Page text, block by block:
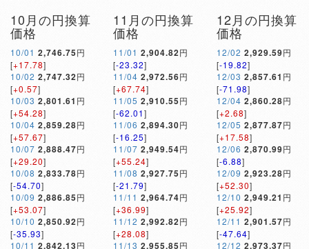
10月の円換算
価格
10/01 2,746.75円
[+17.78]
10/02 2,747.32円
[+0.57]
10/03 2,801.61 円
[+54.28]
10/04 2,859.28円
[+57.67]
10/07 2,888.47円
[+29.20]
10/08 2,833.78円
[-54.70]
10/09 2,886.85円
[+53.07]
10/10 2,850.92円
[-35.93]
10/11 2,842.13円
11月の円換算
価格
11/01 2,904.82円
[-23.32]
11/04 2,972.56円
[+67.74]
11/05 2,910.55円
[-62.01]
11/06 2,894.30円
[-16.25]
11/07 2,949.54円
[+55.24]
11/08 2,927.75円
[-21.79]
11/11 2,964.74円
[+36.99]
11/12 2,992.82円
[+28.08]
11/13 2,955.85円
12月の円換算
価格
12/02 2,929.59円
[-19.82]
12/03 2,857.61 円
[-71.98]
12/04 2,860.28円
[+2.68]
12/05 2,877.87円
[+17.58]
12/06 2,870.99円
[-6.88]
12/09 2,923.28円
[+52.30]
12/10 2,949.21 円
[+25.92]
12/11 2,901.57円
[-47.64]
12/12 2,973.37円